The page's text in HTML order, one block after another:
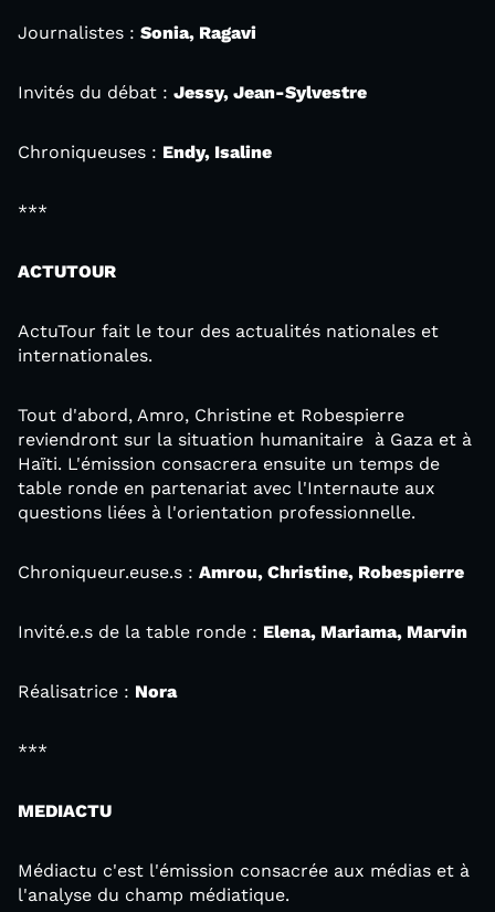
Journalistes : Sonia, Ragavi
Invités du débat : Jessy, Jean-Sylvestre
Chroniqueuses : Endy, Isaline
***
ACTUTOUR
ActuTour fait le tour des actualités nationales et
internationales.
Tout d'abord, Amro, Christine et Robespierre
reviendront sur la situation humanitaire à Gaza et à
Haïti. L'émission consacrera ensuite un temps de
table ronde en partenariat avec l'Internaute aux
questions liées à l'orientation professionnelle.
Chroniqueur.euse.s : Amrou, Christine, Robespierre
Invité.e.s de la table ronde : Elena, Mariama, Marvin
Réalisatrice : Nora
***
MEDIACTU
Médiactu c'est l'émission consacrée aux médias et à
l'analyse du champ médiatique.